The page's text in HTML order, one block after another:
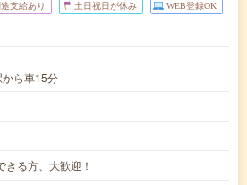
支給あり 土日祝日が休み WEB登録OK
ら車15分
きる方、大歓迎！